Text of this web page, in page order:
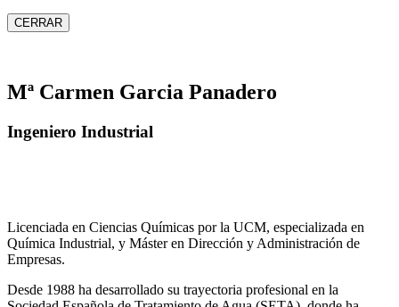
CERRAR
Mª Carmen Garcia Panadero
Ingeniero Industrial
Licenciada en Ciencias Químicas por la UCM, especializada en
Química Industrial, y Máster en Dirección y Administración de
Empresas.
Desde 1988 ha desarrollado su trayectoria profesional en la